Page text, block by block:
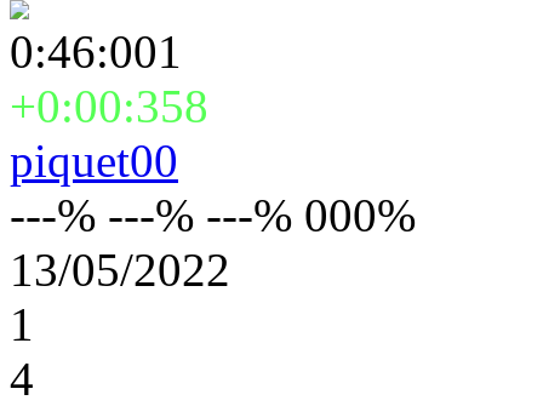
0:46:001
+0:00:358
piquet00
---% ---% ---% 000%
13/05/2022
1
4